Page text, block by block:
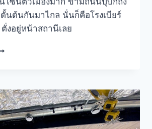
นด้นกันมาไกล นั่นก็คือโรงเบียร์
งอยู่หน้าสถานีเลย
ยร์
ะ
เฟ่